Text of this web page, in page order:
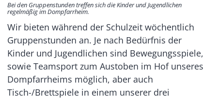
Bei den Gruppenstunden treffen sich die Kinder und Jugendlichen
regelmäßig im Dompfarrheim.
Wir bieten während der Schulzeit wöchentlich
Gruppenstunden an. Je nach Bedürfnis der
Kinder und Jugendlichen sind Bewegungsspiele,
sowie Teamsport zum Austoben im Hof unseres
Dompfarrheims möglich, aber auch
Tisch-/Brettspiele in einem unserer drei